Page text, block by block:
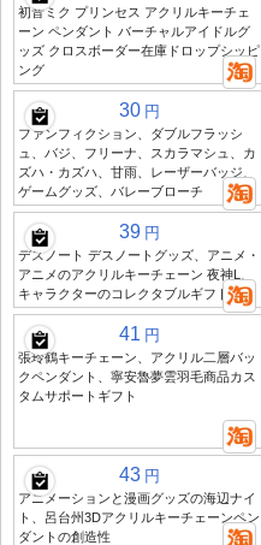
初音ミク プリンセス アクリルキーチェ
ーン ペンダント バーチャルアイドルグ
ッズ クロスボーダー在庫ドロップシッピ
ング
30 円
ファンフィクション、ダブルフラッシ
ュ、バジ、フリーナ、スカラマシュ、カ
ズハ・カズハ、甘雨、レーザーバッジ、
ゲームグッズ、バレーブローチ
39 円
デスノート デスノートグッズ、アニメ・
アニメのアクリルキーチェーン 夜神L、
キャラクターのコレクタブルギフト
41 円
張玲鶴キーチェーン、アクリル二層バッ
クペンダント、寧安魯夢雲羽毛商品カス
タムサポートギフト
43 円
アニメーションと漫画グッズの海辺ナイ
ト、呂台州3Dアクリルキーチェーンペン
ダントの創造性